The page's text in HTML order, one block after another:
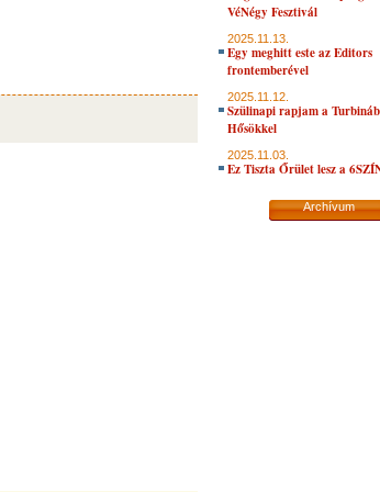
VéNégy Fesztivál
2025.11.13.
Egy meghitt este az Editors
frontemberével
2025.11.12.
Szülinapi rapjam a
Hősökkel
2025.11.03.
Ez Tiszta Őrület lesz a
Archívum